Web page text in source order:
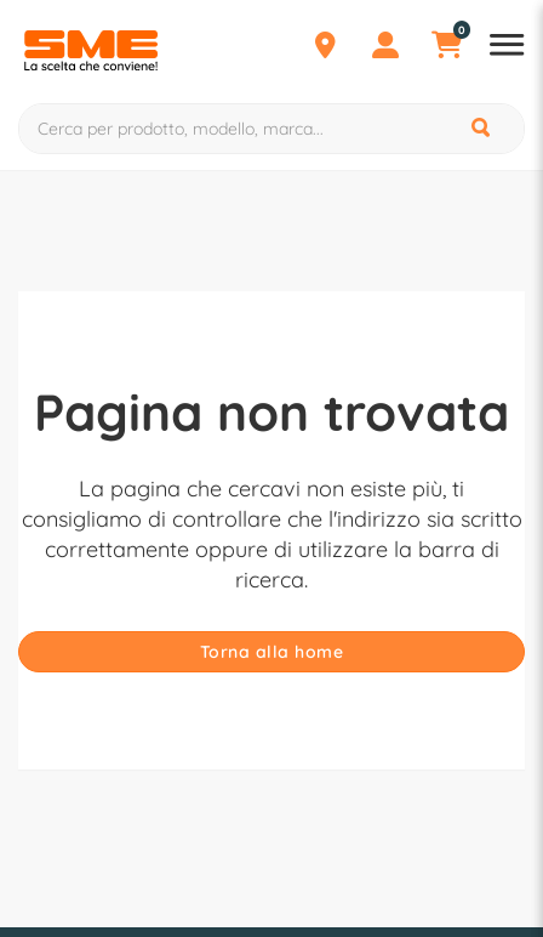
0
Pagina non trovata
La pagina che cercavi non esiste più, ti
consigliamo di controllare che l'indirizzo sia scritto
correttamente oppure di utilizzare la barra di
ricerca.
Torna alla home